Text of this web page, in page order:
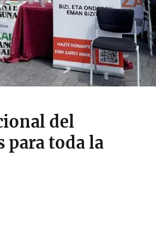
del
para toda la